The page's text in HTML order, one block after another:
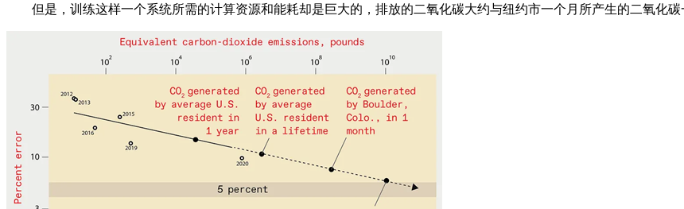
但是，训练这样一个系统所需的计算资源和能耗却是巨大的，排放的二氧化碳大约与纽约市一个月所产生的二氧化碳